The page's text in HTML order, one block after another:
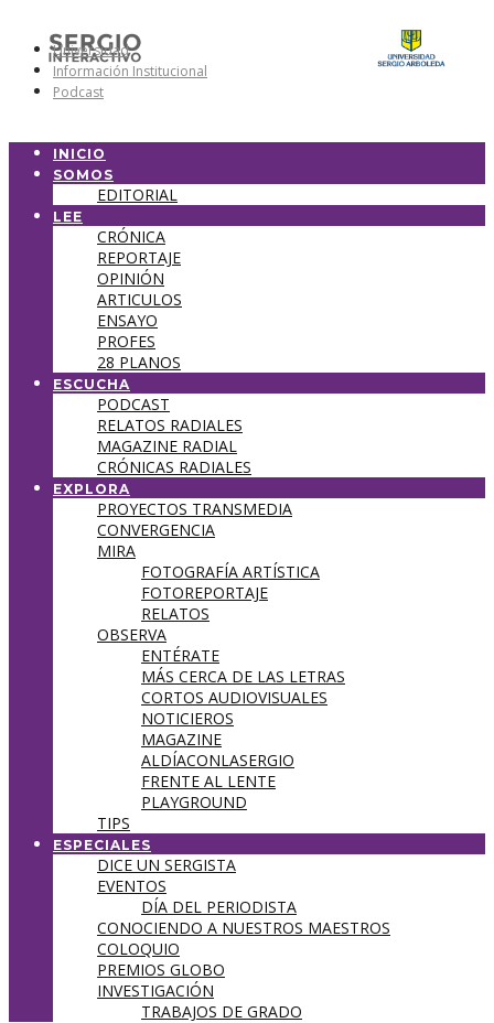
Universidad
Información Institucional
Podcast
INICIO
SOMOS
EDITORIAL
LEE
CRÓNICA
REPORTAJE
OPINIÓN
ARTICULOS
ENSAYO
PROFES
28 PLANOS
ESCUCHA
PODCAST
RELATOS RADIALES
MAGAZINE RADIAL
CRÓNICAS RADIALES
EXPLORA
PROYECTOS TRANSMEDIA
CONVERGENCIA
MIRA
FOTOGRAFÍA ARTÍSTICA
FOTOREPORTAJE
RELATOS
OBSERVA
ENTÉRATE
MÁS CERCA DE LAS LETRAS
CORTOS AUDIOVISUALES
NOTICIEROS
MAGAZINE
ALDÍACONLASERGIO
FRENTE AL LENTE
PLAYGROUND
TIPS
ESPECIALES
DICE UN SERGISTA
EVENTOS
DÍA DEL PERIODISTA
CONOCIENDO A NUESTROS MAESTROS
COLOQUIO
PREMIOS GLOBO
INVESTIGACIÓN
TRABAJOS DE GRADO